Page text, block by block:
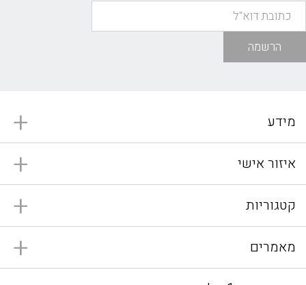
הרשמה
מידע
איזור אישי
קטגוריות
מאמרים